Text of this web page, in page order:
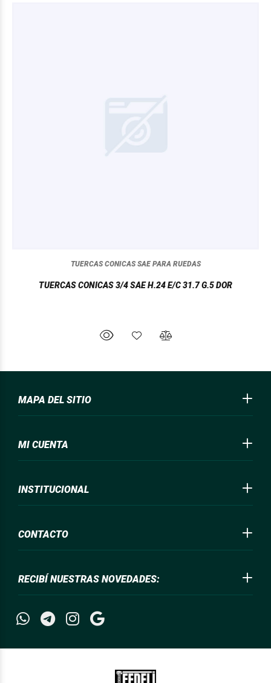
TUERCAS CONICAS SAE PARA RUEDAS
TUERCAS CONICAS 3/4 SAE H.24 E/C 31.7 G.5 DOR
RECIBÍ NUESTRAS NOVEDADES:
MAPA DEL SITIO
MI CUENTA
INSTITUCIONAL
CONTACTO